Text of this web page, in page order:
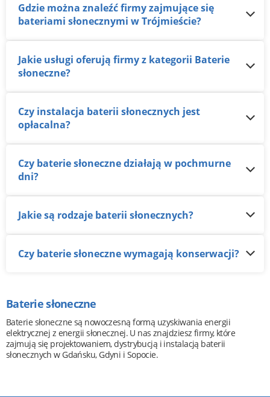
Gdzie można znaleźć firmy zajmujące się
bateriami słonecznymi w Trójmieście?
Jakie usługi oferują firmy z kategorii Baterie
słoneczne?
Czy instalacja baterii słonecznych jest
opłacalna?
Czy baterie słoneczne działają w pochmurne
dni?
Jakie są rodzaje baterii słonecznych?
Czy baterie słoneczne wymagają konserwacji?
Baterie słoneczne
Baterie słoneczne są nowoczesną formą uzyskiwania energii
elektrycznej z energii słonecznej. U nas znajdziesz firmy, które
zajmują się projektowaniem, dystrybucją i instalacją baterii
słonecznych w Gdańsku, Gdyni i Sopocie.